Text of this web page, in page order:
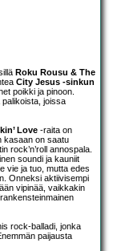
Roku Rousu & The
City Jesus -sinkun
poikki ja pinoon.
joissa
Love -raita on
kasaan on saatu
rock’n’roll annospala.
soundi ja kauniit
vie ja tuo, mutta edes
Onneksi aktiivisempi
vipinää, vaikkakin
rock-balladi, jonka
paijausta